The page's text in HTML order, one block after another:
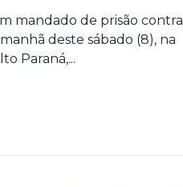
mandado de prisão contra
deste sábado (8), na
Paraná,...